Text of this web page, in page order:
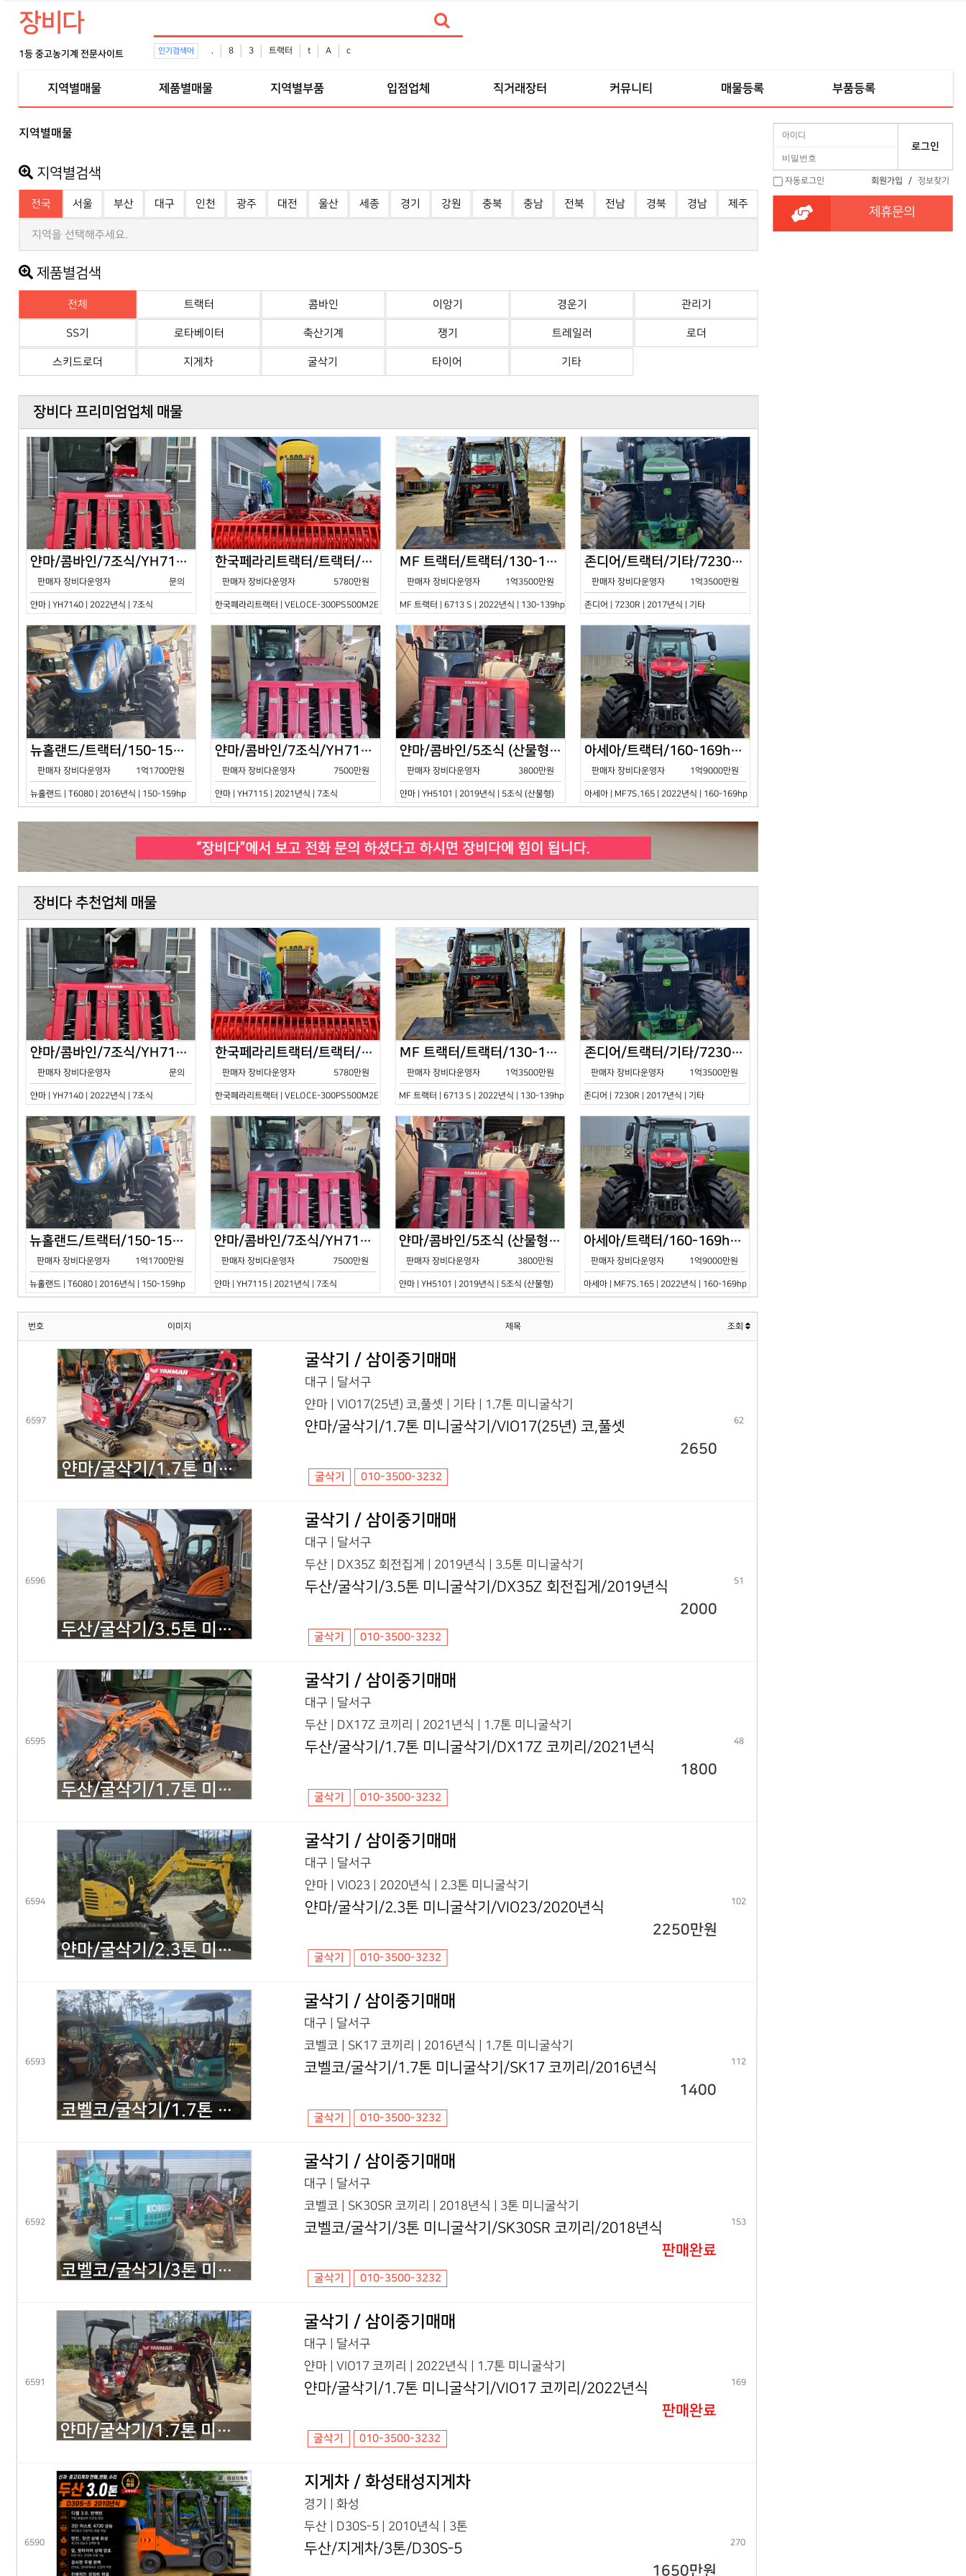
장비다
1등 중고농기계 전문사이트 인기검색어 . 8 3 트랙터 t A c
지역별매물 제품별매물 지역별부품 입점업체 직거래장터 커뮤니티 매물등록 부품등록
지역별매물
지역별검색
전국 서울 부산 대구 인천 광주 대전 울산 세종 경기 강원 충북 충남 전북 전남 경북 경남 제주
지역을 선택해주세요.
제품별검색
전체 트랙터 콤바인 이앙기 경운기 관리기
SS기 로타베이터 축산기계 쟁기 트레일러 로더
스키드로더 지게차 굴삭기 타이어 기타
장비다 프리미엄업체 매물
얀마/콤바인/7조식/YH7140/2024년식
판매자 장비다운영자 문의
얀마 | YH7140 | 2022년식 | 7조식
한국페라리트랙터/트랙터/기타/VELOCE-300PS500M2E/2022년식
판매자 장비다운영자 5780만원
한국페라리트랙터 | VELOCE-300PS500M2E | 2022년식 | 기타
MF 트랙터/트랙터/130-139hp/6713 S/2022년식
판매자 장비다운영자 1억3500만원
MF 트랙터 | 6713 S | 2022년식 | 130-139hp
존디어/트랙터/기타/7230R/2017년식
판매자 장비다운영자 1억3500만원
존디어 | 7230R | 2017년식 | 기타
뉴홀랜드/트랙터/150-159hp/T6080/2016년식
판매자 장비다운영자 1억1700만원
뉴홀랜드 | T6080 | 2016년식 | 150-159hp
얀마/콤바인/7조식/YH7115/2021년식
판매자 장비다운영자 7500만원
얀마 | YH7115 | 2021년식 | 7조식
얀마/콤바인/5조식 (산물형)/YH5101/2019년식
판매자 장비다운영자 3800만원
얀마 | YH5101 | 2019년식 | 5조식 (산물형)
아세아/트랙터/160-169hp/MF7S.165/2023년식
판매자 장비다운영자 1억9000만원
아세아 | MF7S.165 | 2022년식 | 160-169hp
장비다 추천업체 매물
얀마/콤바인/7조식/YH7140/2024년식
판매자 장비다운영자 문의
얀마 | YH7140 | 2022년식 | 7조식
한국페라리트랙터/트랙터/기타/VELOCE-300PS500M2E/2022년식
판매자 장비다운영자 5780만원
한국페라리트랙터 | VELOCE-300PS500M2E | 2022년식 | 기타
MF 트랙터/트랙터/130-139hp/6713 S/2022년식
판매자 장비다운영자 1억3500만원
MF 트랙터 | 6713 S | 2022년식 | 130-139hp
존디어/트랙터/기타/7230R/2017년식
판매자 장비다운영자 1억3500만원
존디어 | 7230R | 2017년식 | 기타
뉴홀랜드/트랙터/150-159hp/T6080/2016년식
판매자 장비다운영자 1억1700만원
뉴홀랜드 | T6080 | 2016년식 | 150-159hp
얀마/콤바인/7조식/YH7115/2021년식
판매자 장비다운영자 7500만원
얀마 | YH7115 | 2021년식 | 7조식
얀마/콤바인/5조식 (산물형)/YH5101/2019년식
판매자 장비다운영자 3800만원
얀마 | YH5101 | 2019년식 | 5조식 (산물형)
아세아/트랙터/160-169hp/MF7S.165/2023년식
판매자 장비다운영자 1억9000만원
아세아 | MF7S.165 | 2022년식 | 160-169hp
번호 이미지 제목 조회
6597
얀마/굴삭기/1.7톤 미니굴삭기/VIO17(25년) 코,풀셋
굴삭기 / 삼이중기매매
대구 | 달서구
얀마 | VIO17(25년) 코,풀셋 | 기타 | 1.7톤 미니굴삭기
얀마/굴삭기/1.7톤 미니굴삭기/VIO17(25년) 코,풀셋
2650
굴삭기 010-3500-3232
62
6596
두산/굴삭기/3.5톤 미니굴삭기/DX35Z 회전집게/2019년식
굴삭기 / 삼이중기매매
대구 | 달서구
두산 | DX35Z 회전집게 | 2019년식 | 3.5톤 미니굴삭기
두산/굴삭기/3.5톤 미니굴삭기/DX35Z 회전집게/2019년식
2000
굴삭기 010-3500-3232
51
6595
두산/굴삭기/1.7톤 미니굴삭기/DX17Z 코끼리/2021년식
굴삭기 / 삼이중기매매
대구 | 달서구
두산 | DX17Z 코끼리 | 2021년식 | 1.7톤 미니굴삭기
두산/굴삭기/1.7톤 미니굴삭기/DX17Z 코끼리/2021년식
1800
굴삭기 010-3500-3232
48
6594
얀마/굴삭기/2.3톤 미니굴삭기/VIO23/2020년식
굴삭기 / 삼이중기매매
대구 | 달서구
얀마 | VIO23 | 2020년식 | 2.3톤 미니굴삭기
얀마/굴삭기/2.3톤 미니굴삭기/VIO23/2020년식
2250만원
굴삭기 010-3500-3232
102
6593
코벨코/굴삭기/1.7톤 미니굴삭기/SK17 코끼리/2016년식
굴삭기 / 삼이중기매매
대구 | 달서구
코벨코 | SK17 코끼리 | 2016년식 | 1.7톤 미니굴삭기
코벨코/굴삭기/1.7톤 미니굴삭기/SK17 코끼리/2016년식
1400
굴삭기 010-3500-3232
112
6592
코벨코/굴삭기/3톤 미니굴삭기/SK30SR 코끼리/2018년식
굴삭기 / 삼이중기매매
대구 | 달서구
코벨코 | SK30SR 코끼리 | 2018년식 | 3톤 미니굴삭기
코벨코/굴삭기/3톤 미니굴삭기/SK30SR 코끼리/2018년식
판매완료
굴삭기 010-3500-3232
153
6591
얀마/굴삭기/1.7톤 미니굴삭기/VIO17 코끼리/2022년식
굴삭기 / 삼이중기매매
대구 | 달서구
얀마 | VIO17 코끼리 | 2022년식 | 1.7톤 미니굴삭기
얀마/굴삭기/1.7톤 미니굴삭기/VIO17 코끼리/2022년식
판매완료
굴삭기 010-3500-3232
169
6590
지게차 / 화성태성지게차
경기 | 화성
두산 | D30S-5 | 2010년식 | 3톤
두산/지게차/3톤/D30S-5
1650만원
270
자동로그인 회원가입 / 정보찾기
제휴문의